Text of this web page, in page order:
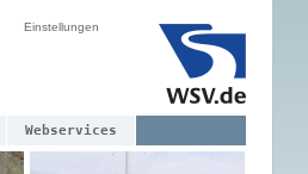
Einstellungen
Webservices